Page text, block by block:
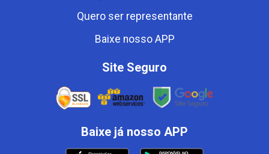
Quero ser representante
Baixe nosso APP
Site Seguro
Baixe já nosso APP